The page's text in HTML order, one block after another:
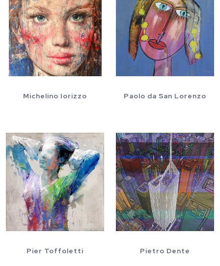
Michelino Iorizzo Paolo da San Lorenzo
Pier Toffoletti Pietro Dente